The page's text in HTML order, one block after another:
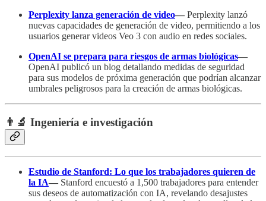
Perplexity lanza generación de video— Perplexity lanzó
nuevas capacidades de generación de video, permitiendo a los
usuarios generar videos Veo 3 con audio en redes sociales.
OpenAI se prepara para riesgos de armas biológicas—
OpenAI publicó un blog detallando medidas de seguridad
para sus modelos de próxima generación que podrían alcanzar
umbrales peligrosos para la creación de armas biológicas.
👨‍🔬 Ingeniería e investigación
Estudio de Stanford: Lo que los trabajadores quieren de
la IA— Stanford encuestó a 1,500 trabajadores para entender
sus deseos de automatización con IA, revelando desajustes